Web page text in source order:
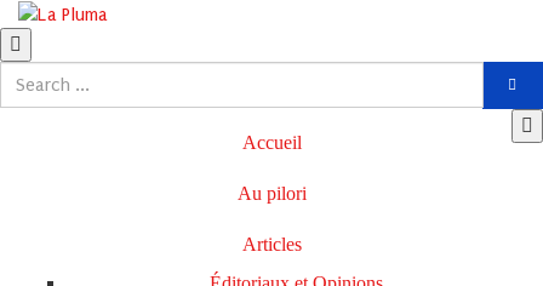
Accueil
Au pilori
Articles